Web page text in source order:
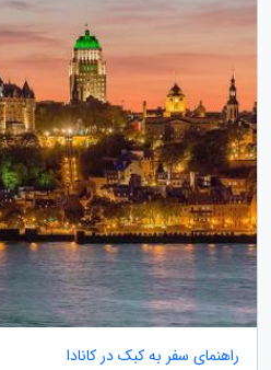
راهنمای سفر به کبک در کانادا